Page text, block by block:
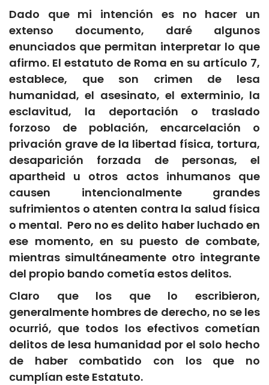
Dado que mi intención es no hacer un
extenso documento, daré algunos
enunciados que permitan interpretar lo que
afirmo. El estatuto de Roma en su artículo 7,
establece, que son crimen de lesa
humanidad, el asesinato, el exterminio, la
esclavitud, la deportación o traslado
forzoso de población, encarcelación o
privación grave de la libertad física, tortura,
desaparición forzada de personas, el
apartheid u otros actos inhumanos que
causen intencionalmente grandes
sufrimientos o atenten contra la salud física
o mental. Pero no es delito haber luchado en
ese momento, en su puesto de combate,
mientras simultáneamente otro integrante
del propio bando cometía estos delitos.
Claro que los que lo escribieron,
generalmente hombres de derecho, no se les
ocurrió, que todos los efectivos cometían
delitos de lesa humanidad por el solo hecho
de haber combatido con los que no
cumplían este Estatuto.